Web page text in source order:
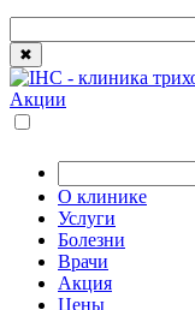
✖
Акции
О клинике
Услуги
Болезни
Врачи
Акция
Цены